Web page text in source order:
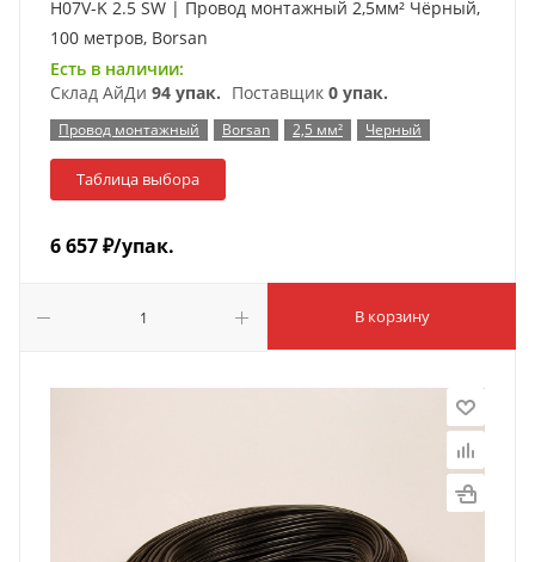
H07V-K 2.5 SW | Провод монтажный 2,5мм² Чёрный,
100 метров, Borsan
Есть в наличии:
Склад АйДи 94 упак. Поставщик 0 упак.
Провод монтажный Borsan 2,5 мм² Черный
Таблица выбора
6 657₽/упак.
В корзину